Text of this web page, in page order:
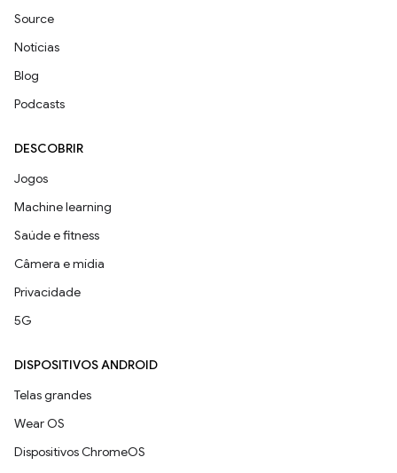
Source
Notícias
Blog
Podcasts
DESCOBRIR
Jogos
Machine learning
Saúde e fitness
Câmera e mídia
Privacidade
5G
DISPOSITIVOS ANDROID
Telas grandes
Wear OS
Dispositivos ChromeOS